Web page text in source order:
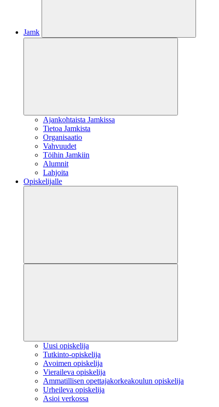
Jamk
Ajankohtaista Jamkissa
Tietoa Jamkista
Organisaatio
Vahvuudet
Töihin Jamkiin
Alumnit
Lahjoita
Opiskelijalle
Uusi opiskelija
Tutkinto-opiskelija
Avoimen opiskelija
Vieraileva opiskelija
Ammatillisen opettajakorkeakoulun opiskelija
Urheileva opiskelija
Asioi verkossa